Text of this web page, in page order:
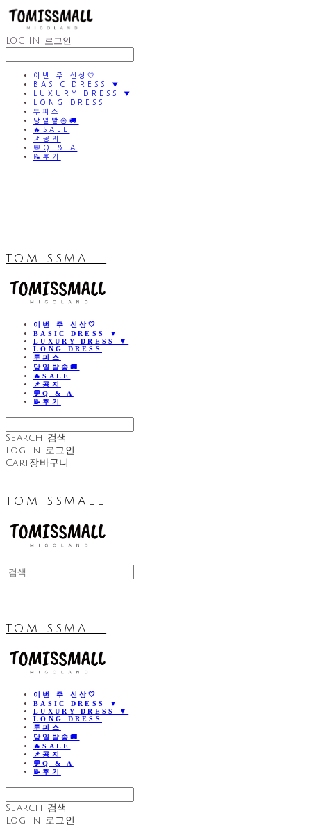
LOG IN 로그인
이번 주 신상🤍
BASIC DRESS ▼
LUXURY DRESS ▼
LONG DRESS
투피스
당일발송🚚
🔥SALE
📌공지
💬Q & A
📝후기
TOMISSMALL
이번 주 신상🤍
BASIC DRESS ▼
LUXURY DRESS ▼
LONG DRESS
투피스
당일발송🚚
🔥SALE
📌공지
💬Q & A
📝후기
Search 검색
Log In 로그인
Cart장바구니
TOMISSMALL
TOMISSMALL
이번 주 신상🤍
BASIC DRESS ▼
LUXURY DRESS ▼
LONG DRESS
투피스
당일발송🚚
🔥SALE
📌공지
💬Q & A
📝후기
Search 검색
Log In 로그인